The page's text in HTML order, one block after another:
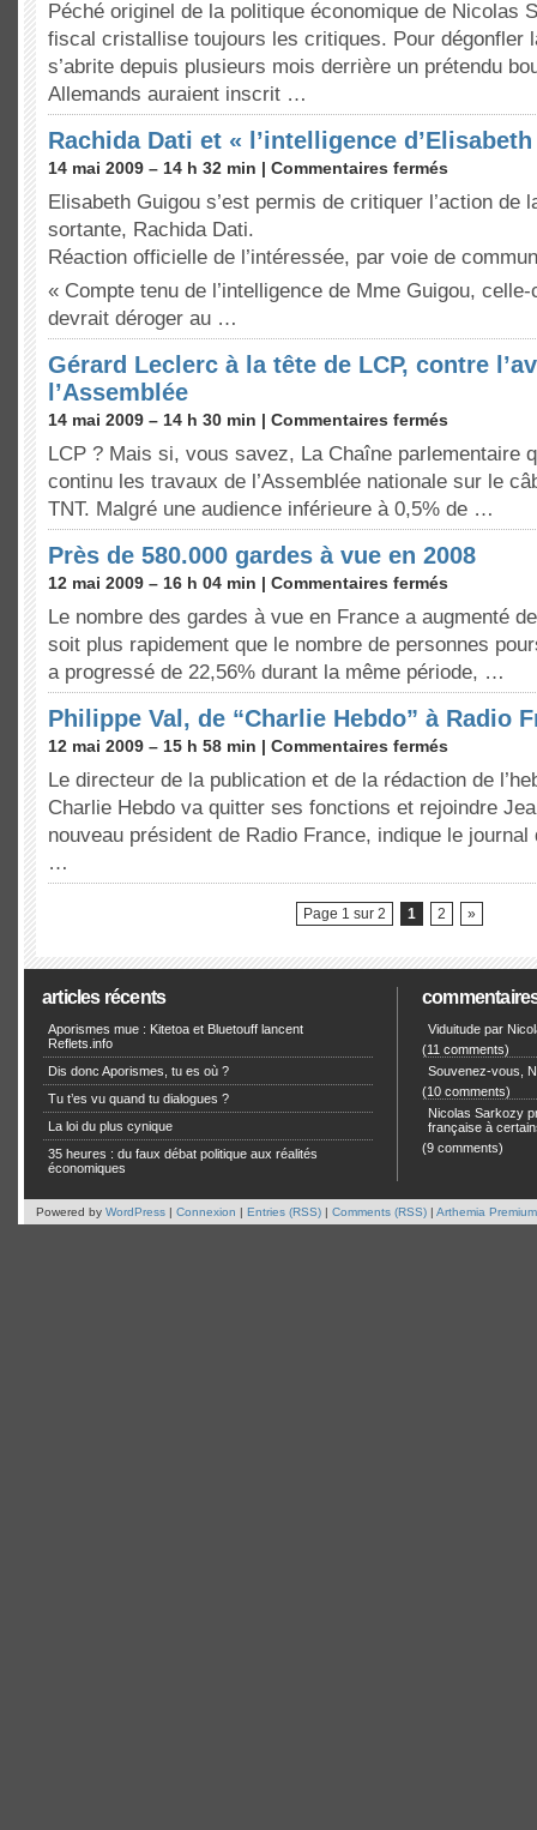
Péché originel de la politique économique de Nicolas
fiscal cristallise toujours les critiques. Pour dégonfler
s’abrite depuis plusieurs mois derrière un prétendu
Allemands auraient inscrit …
Rachida Dati et « l’intelligence
14 mai 2009 – 14 h 32 min | Commentaires fermés
Elisabeth Guigou s’est permis de critiquer l’action de
sortante, Rachida Dati.
Réaction officielle de l’intéressée, par voie de
« Compte tenu de l’intelligence de Mme Guigou, celle-
devrait déroger au …
Gérard Leclerc à la tête de LCP, contre
l’Assemblée
14 mai 2009 – 14 h 30 min | Commentaires fermés
LCP ? Mais si, vous savez, La Chaîne parlementaire
continu les travaux de l’Assemblée nationale sur le
TNT. Malgré une audience inférieure à 0,5% de …
Près de 580.000 gardes à vue en 2008
12 mai 2009 – 16 h 04 min | Commentaires fermés
Le nombre des gardes à vue en France a augmenté
soit plus rapidement que le nombre de personnes
a progressé de 22,56% durant la même période, …
Philippe Val, de “Charlie Hebdo” à Radio
12 mai 2009 – 15 h 58 min | Commentaires fermés
Le directeur de la publication et de la rédaction de
Charlie Hebdo va quitter ses fonctions et rejoindre
nouveau président de Radio France, indique le
…
Page 1 sur 2 1 2 »
articles récents
Aporismes mue : Kitetoa et Bluetouff lancent
Reflets.info
Dis donc Aporismes, tu es où ?
Tu t’es vu quand tu dialogues ?
La loi du plus cynique
35 heures : du faux débat politique aux réalités
économiques
Viduitude par
(11 comments)
Souvenez-vous,
(10 comments)
Nicolas Sarkozy
française à
(9 comments)
Powered by WordPress | Connexion | Entries (RSS) | Comments (RSS) | Arthemia Premium